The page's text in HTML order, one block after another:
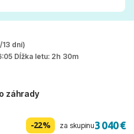
13 dní)
Dĺžka letu: 2h 30m
záhrady
-22% za skupinu3 040 €